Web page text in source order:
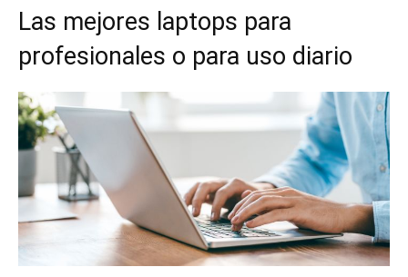
Las mejores laptops para
profesionales o para uso diario